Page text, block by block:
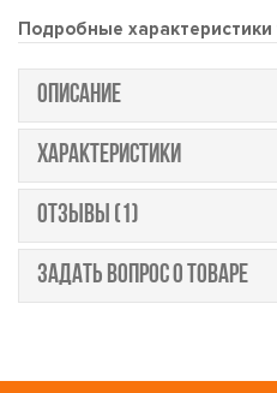
Подробные характеристики
ОПИСАНИЕ
ХАРАКТЕРИСТИКИ
ОТЗЫВЫ (1)
ЗАДАТЬ ВОПРОС О ТОВАРЕ